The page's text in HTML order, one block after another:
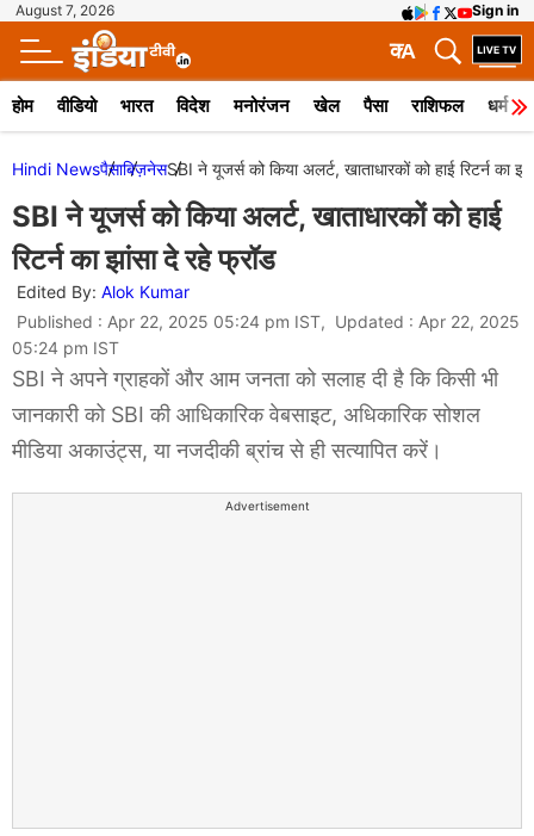
August 7, 2026 Sign in
A
क
होम वीडियो भारत विदेश मनोरंजन खेल पैसा राशिफल धर्म
Hindi Newsपैसाबिज़नेसSBI ने यूजर्स को किया अलर्ट, खाताधारकों को हाई रिटर्न का
SBI ने यूजर्स को किया अलर्ट, खाताधारकों को हाई
रिटर्न का झांसा दे रहे फ्रॉड
Edited By: Alok Kumar
Published : Apr 22, 2025 05:24 pm IST, Updated : Apr 22, 2025
05:24 pm IST
SBI ने अपने ग्राहकों और आम जनता को सलाह दी है कि किसी भी
जानकारी को SBI की आधिकारिक वेबसाइट, अधिकारिक सोशल
मीडिया अकाउंट्स, या नजदीकी ब्रांच से ही सत्यापित करें।
Advertisement